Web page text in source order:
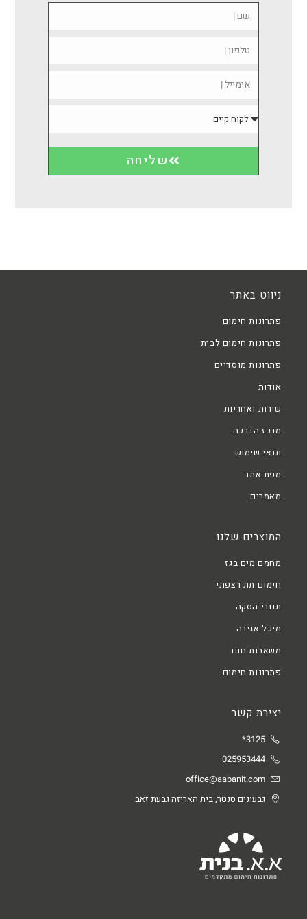
שליחה
ניווט באתר
פתרונות חימום
פתרונות חימום לבית
פתרונות מוסדיים
אודות
שירות ואחריות
מרכז הדרכה
תנאי שימוש
מפת אתר
מאמרים
המוצרים שלנו
מחמם מים בגז
חימום תת רצפתי
תנורי הסקה
מיכל אגירה
משאבות חום
פתרונות חימום
יצירת קשר
3125*
025953444
office@aabanit.com
גבעונים סנטר, בית האריזה גבעת זאב